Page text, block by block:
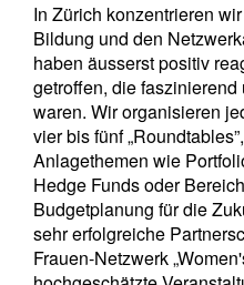
In Zürich konzentrieren
Bildung und den
haben äusserst positiv
getroffen, die
waren. Wir organisieren
vier bis fünf
Anlagethemen wie
Hedge Funds oder
Budgetplanung für die
sehr erfolgreiche
Frauen-Netzwerk